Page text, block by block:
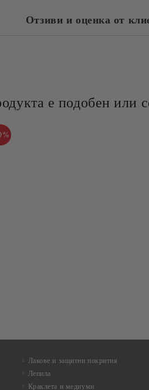
Отзиви и оценка от
е подобен или
Лакове и защитни покрития
Лепила
Краклета и медиуми